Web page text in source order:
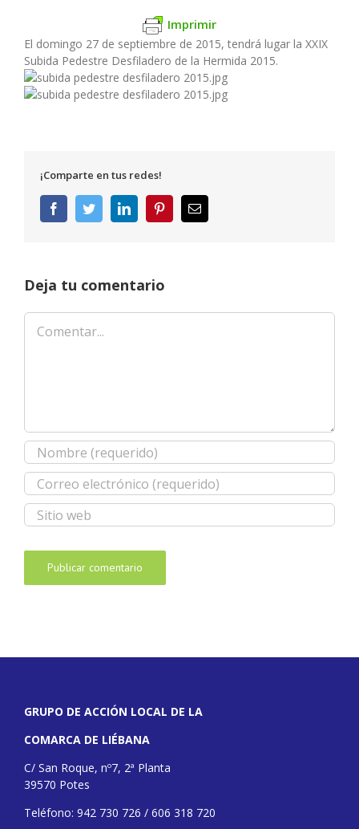
Imprimir
El domingo 27 de septiembre de 2015, tendrá lugar la XXIX
Subida Pedestre Desfiladero de la Hermida 2015.
¡Comparte en tus redes!
FacebookTwitterLinkedInPinterestCorreo
electrónico
Deja tu comentario
Comentar
GRUPO DE ACCIÓN LOCAL DE LA
COMARCA DE LIÉBANA
C/ San Roque, nº7, 2ª Planta
39570 Potes
Teléfono: 942 730 726 / 606 318 720